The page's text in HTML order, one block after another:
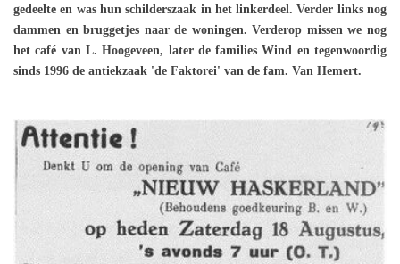
gedeelte en was hun schilderszaak in het linkerdeel. Verder links nog
dammen en bruggetjes naar de woningen. Verderop missen we nog
het café van L. Hoogeveen, later de families Wind en tegenwoordig
sinds 1996 de antiekzaak 'de Faktorei' van de fam. Van Hemert.